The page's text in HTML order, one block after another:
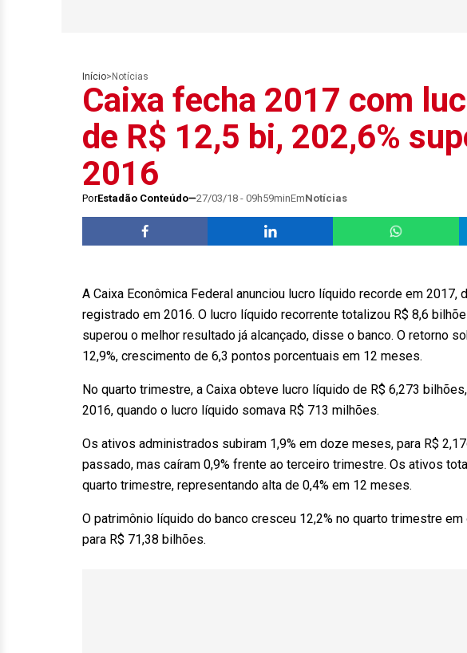
Início> Notícias
Caixa fecha 2017 com
de R$ 12,5 bi, 202,6%
2016
PorEstadão Conteúdo 27/03/18 - 09h59minEmNotícias
A Caixa Econômica Federal anunciou lucro líquido recorde em 2017,
registrado em 2016. O lucro líquido recorrente totalizou R$ 8,6
superou o melhor resultado já alcançado, disse o banco. O retorno
12,9%, crescimento de 6,3 pontos porcentuais em 12 meses.
No quarto trimestre, a Caixa obteve lucro líquido de R$ 6,273
2016, quando o lucro líquido somava R$ 713 milhões.
Os ativos administrados subiram 1,9% em doze meses, para R$
passado, mas caíram 0,9% frente ao terceiro trimestre. Os ativos
quarto trimestre, representando alta de 0,4% em 12 meses.
O patrimônio líquido do banco cresceu 12,2% no quarto trimestre
para R$ 71,38 bilhões.